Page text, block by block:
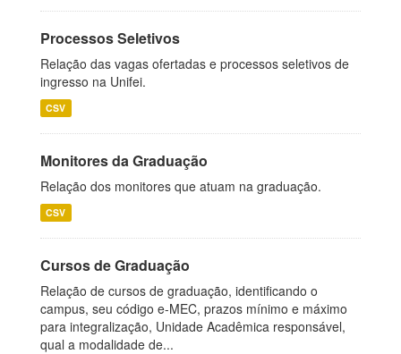
Processos Seletivos
Relação das vagas ofertadas e processos seletivos de
ingresso na Unifei.
CSV
Monitores da Graduação
Relação dos monitores que atuam na graduação.
CSV
Cursos de Graduação
Relação de cursos de graduação, identificando o
campus, seu código e-MEC, prazos mínimo e máximo
para integralização, Unidade Acadêmica responsável,
qual a modalidade de...